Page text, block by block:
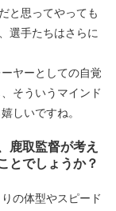
と思ってやっても
選手たちはさらに
ヤーとしての自覚
そういうマインド
しいですね。
取監督が考え
とでしょうか？
の体型やスピード